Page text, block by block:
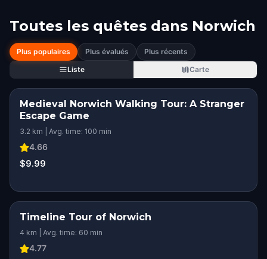
Toutes les quêtes dans Norwich
Plus populaires Plus évalués
Plus récents
Liste
Carte
Medieval Norwich Walking Tour: A Stranger
Escape Game
3.2 km | Avg. time: 100 min
4.66
$9.99
Timeline Tour of Norwich
4 km | Avg. time: 60 min
4.77